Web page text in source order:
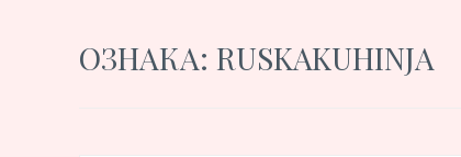
ОЗНАКА: RUSKAKUHINJA